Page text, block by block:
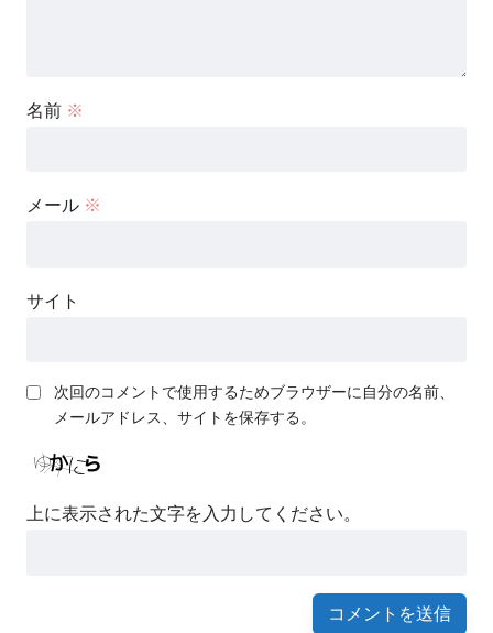
名前 ※
メール ※
サイト
次回のコメントで使用するためブラウザーに自分の名前、
メールアドレス、サイトを保存する。
上に表示された文字を入力してください。